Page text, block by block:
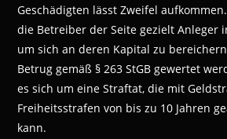
Geschädigten lässt Zweifel
die Betreiber der Seite gezielt Anleger
um sich an deren Kapital zu
Betrug gemäß § 263 StGB gewertet
es sich um eine Straftat, die mit
Freiheitsstrafen von bis zu 10 Jahren
kann.